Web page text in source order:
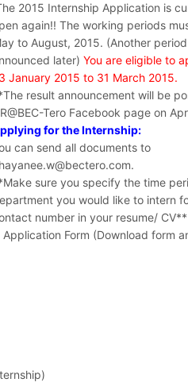
2015 Internship Application is
again!! The working periods
to August, 2015. (Another
later) You are eligible to
January 2015 to 31 March 2015.
result announcement will be
Tero Facebook page on
for the Internship:
can send all documents to
.
sure you specify the time
you would like to intern
number in your resume/ CV**
Application Form (Download form